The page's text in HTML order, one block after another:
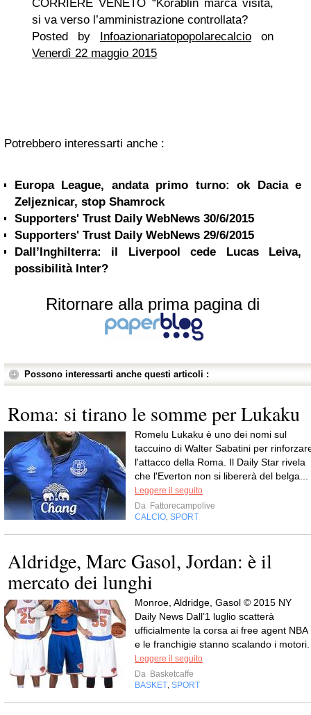
CORRIERE VENETO “Korablin marca visita,
si va verso l’amministrazione controllata?
Posted by
Infoazionariatopopolarecalcio on
Venerdì 22 maggio 2015
Potrebbero interessarti anche :
Europa League, andata primo turno: ok Dacia e
Zeljeznicar, stop Shamrock
Supporters' Trust Daily WebNews 30/6/2015
Supporters' Trust Daily WebNews 29/6/2015
Dall’Inghilterra: il Liverpool cede Lucas Leiva,
possibilità Inter?
Ritornare alla prima pagina di
Possono interessarti anche questi articoli :
Roma: si tirano le somme per Lukaku
Romelu Lukaku è uno dei nomi sul
taccuino di Walter Sabatini per
l'attacco della Roma. Il Daily Star rivela
che l'Everton non si libererà del belga...
Leggere il seguito
Da Fattorecampolive
CALCIO SPORT
Aldridge, Marc Gasol, Jordan: è il
mercato dei lunghi
Monroe, Aldridge, Gasol © 2015 NY
Daily News Dall’1 luglio scatterà
ufficialmente la corsa ai free agent NBA
e le franchigie stanno scalando i motori.
Leggere il seguito
Da Basketcaffe
BASKET SPORT